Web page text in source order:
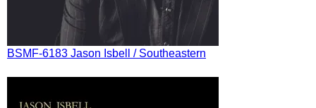
BSMF-6183 Jason Isbell / Southeastern